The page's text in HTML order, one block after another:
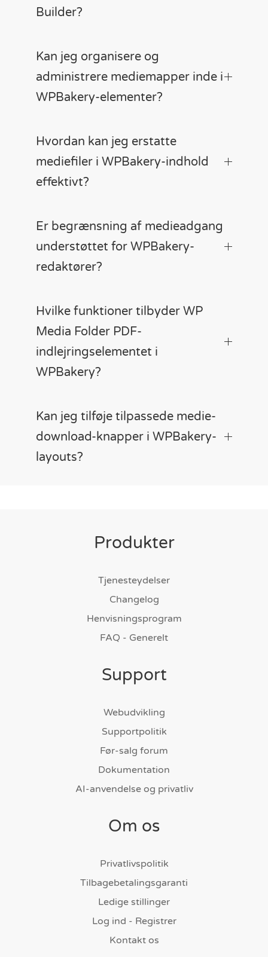
Builder?
Kan jeg organisere og
administrere mediemapper inde i
WPBakery-elementer?
Hvordan kan jeg erstatte
mediefiler i WPBakery-indhold
effektivt?
Er begrænsning af medieadgang
understøttet for WPBakery-
redaktører?
Hvilke funktioner tilbyder WP
Media Folder PDF-
indlejringselementet i
WPBakery?
Kan jeg tilføje tilpassede medie-
download-knapper i WPBakery-
layouts?
Produkter
Tjenesteydelser
Changelog
Henvisningsprogram
FAQ - Generelt
Support
Webudvikling
Supportpolitik
Før-salg forum
Dokumentation
AI-anvendelse og privatliv
Om os
Privatlivspolitik
Tilbagebetalingsgaranti
Ledige stillinger
Log ind - Registrer
Kontakt os